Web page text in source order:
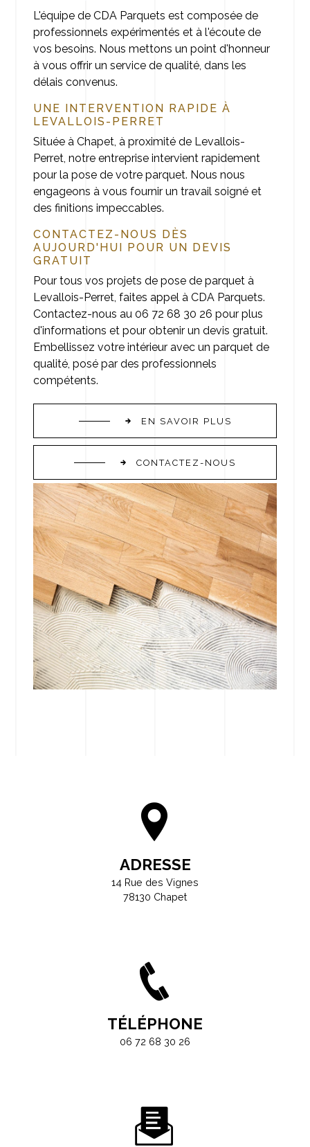
L'équipe de CDA Parquets est composée de
professionnels expérimentés et à l'écoute de
vos besoins. Nous mettons un point d'honneur
à vous offrir un service de qualité, dans les
délais convenus.
UNE INTERVENTION RAPIDE À
LEVALLOIS-PERRET
Située à Chapet, à proximité de Levallois-
Perret, notre entreprise intervient rapidement
pour la pose de votre parquet. Nous nous
engageons à vous fournir un travail soigné et
des finitions impeccables.
CONTACTEZ-NOUS DÈS
AUJOURD'HUI POUR UN DEVIS
GRATUIT
Pour tous vos projets de pose de parquet à
Levallois-Perret, faites appel à CDA Parquets.
Contactez-nous au 06 72 68 30 26 pour plus
d'informations et pour obtenir un devis gratuit.
Embellissez votre intérieur avec un parquet de
qualité, posé par des professionnels
compétents.
EN SAVOIR PLUS
CONTACTEZ-NOUS
ADRESSE
14 Rue des Vignes
78130 Chapet
TÉLÉPHONE
06 72 68 30 26